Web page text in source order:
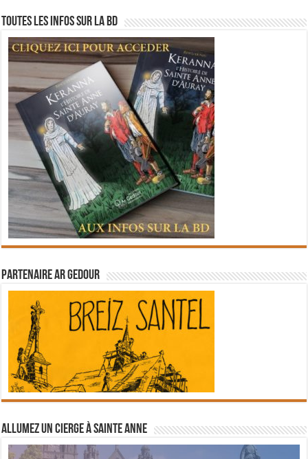
Toutes les infos sur la BD
Partenaire Ar Gedour
Allumez un cierge à Sainte Anne